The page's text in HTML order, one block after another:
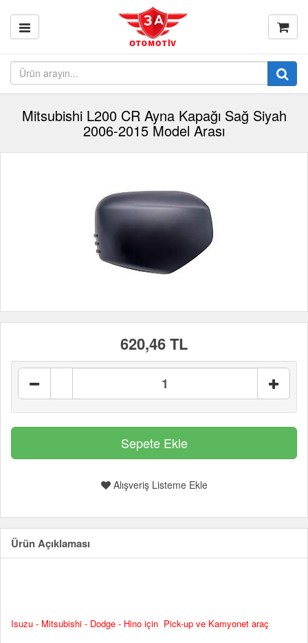
Mitsubishi L200 CR Ayna Kapağı Sağ Siyah
2006-2015 Model Arası
620,46 TL
Alışveriş Listeme Ekle
Ürün Açıklaması
Isuzu - Mitsubishi - Dodge - Hino için Pick-up ve Kamyonet araç